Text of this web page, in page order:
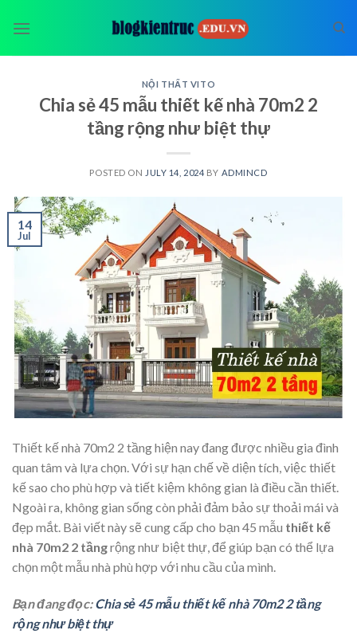
NỘI THẤT VITO
Chia sẻ 45 mẫu thiết kế nhà 70m2 2
tầng rộng như biệt thự
POSTED ON JULY 14, 2024 BY ADMINCD
14
Jul
Thiết kế nhà 70m2 2 tầng hiện nay đang được nhiều gia đình
quan tâm và lựa chọn. Với sự hạn chế về diện tích, việc thiết
kế sao cho phù hợp và tiết kiệm không gian là điều cần thiết.
Ngoài ra, không gian sống còn phải đảm bảo sự thoải mái và
đẹp mắt. Bài viết này sẽ cung cấp cho bạn 45 mẫu thiết kế
nhà 70m2 2 tầngrộng như biệt thự, để giúp bạn có thể lựa
chọn một mẫu nhà phù hợp với nhu cầu của mình.
Bạn đang đọc:Chia sẻ 45 mẫu thiết kế nhà 70m2 2 tầng
rộng như biệt thự